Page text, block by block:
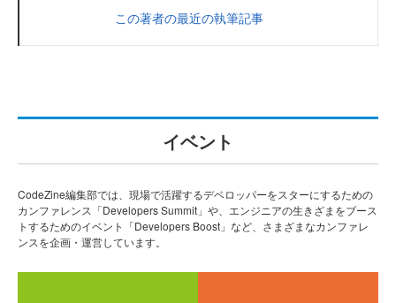
この著者の最近の執筆記事
イベント
CodeZine編集部では、現場で活躍するデベロッパーをスターにするための
カンファレンス「Developers Summit」や、エンジニアの生きざまをブース
トするためのイベント「Developers Boost」など、さまざまなカンファレ
ンスを企画・運営しています。